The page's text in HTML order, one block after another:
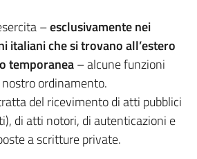
–esclusivamente nei
italiani che si trovano all’estero
temporanea– alcune funzioni
ordinamento.
del ricevimento di atti pubblici
di atti notori, di autenticazioni e
a scritture private.